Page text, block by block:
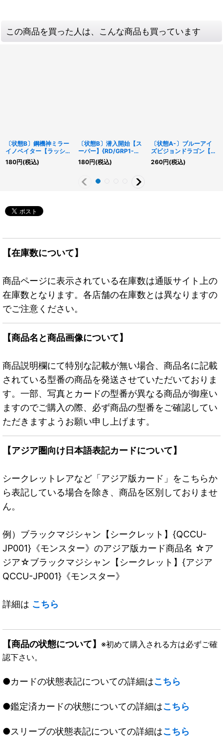
この商品を買った人は、こんな商品も買っています
〔状態B〕鋼機神ミラー
イノベイター【ラッシュ
レア】{RD/KP04-
JP015}《RDモンスタ
180円(税込)
〔状態B〕潜入開始【ス
ーパー】{RD/GRP1-
JP024}《RD魔法》
180円(税込)
〔状態A-〕ブルーアイ
ズビジョンドラゴン【ス
ーパー】{RD/SD0A-
JPS03}《RDモンスタ
260円(税込)
【在庫数について】
商品ページに表示されている在庫数は通販サイト上の
在庫数となります。各店舗の在庫数とは異なりますの
でご注意ください。
【商品名と商品画像について】
商品説明欄にて特別な記載が無い場合、商品名に記載
されている型番の商品を発送させていただいておりま
す。一部、写真とカードの型番が異なる商品が御座い
ますのでご購入の際、必ず商品の型番をご確認してい
ただきますようお願い申し上げます。
【アジア圏向け日本語表記カードについて】
シークレットレアなど「アジア版カード」をこちらか
ら表記している場合を除き、商品を区別しておりませ
ん。
例）ブラックマジシャン【シークレット】{QCCU-
JP001}《モンスター》のアジア版カード商品名 ☆ア
ジア☆ブラックマジシャン【シークレット】{アジア
QCCU-JP001}《モンスター》
詳細は こちら
【商品の状態について】 ※初めて購入される方は必ずご確
認下さい。
●カードの状態表記についての詳細はこちら
●鑑定済カードの状態についての詳細はこちら
●スリーブの状態表記についての詳細はこちら